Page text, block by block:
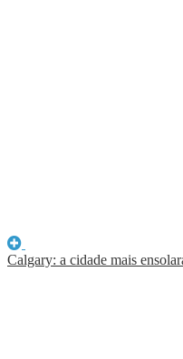
Calgary: a cidade mais